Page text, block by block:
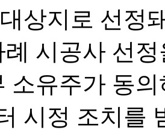
상지로 선정
례 시공사 선
소유주가 동
시정 조치를